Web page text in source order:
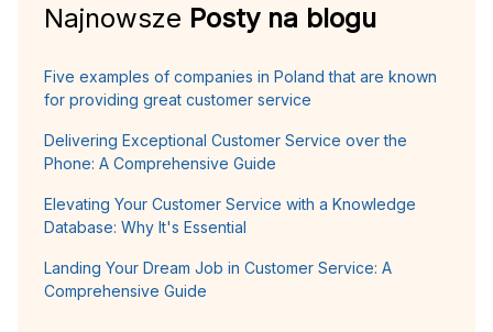
Najnowsze Posty na blogu
Five examples of companies in Poland that are known
for providing great customer service
Delivering Exceptional Customer Service over the
Phone: A Comprehensive Guide
Elevating Your Customer Service with a Knowledge
Database: Why It's Essential
Landing Your Dream Job in Customer Service: A
Comprehensive Guide